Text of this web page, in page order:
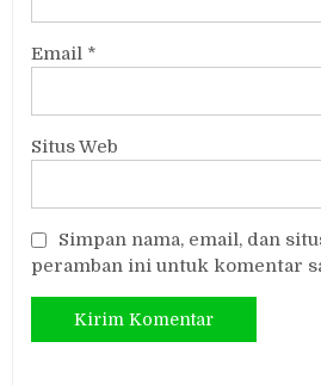
Email *
Situs Web
Simpan nama, email, dan
peramban ini untuk komentar